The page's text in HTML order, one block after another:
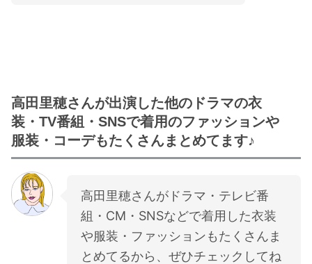
高田里穂さんが出演した他のドラマの衣
装・TV番組・SNSで着用のファッションや
服装・コーデもたくさんまとめてます♪
高田里穂さんがドラマ・テレビ番
組・CM・SNSなどで着用した衣装
や服装・ファッションもたくさんま
とめてるから、ぜひチェックしてね